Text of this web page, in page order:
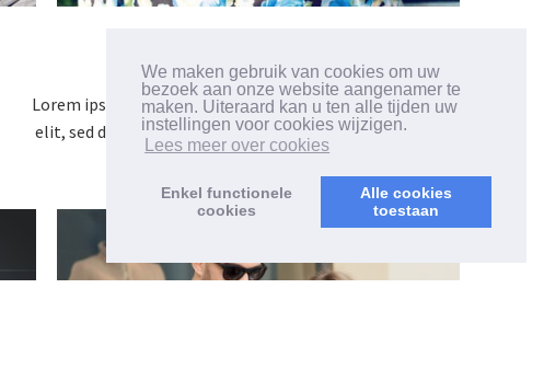
We maken gebruik van cookies om uw
bezoek aan onze website aangenamer te
maken. Uiteraard kan u ten alle tijden uw
instellingen voor cookies wijzigen.
Lees meer over cookies
Enkel functionele
cookies
Alle cookies
toestaan
PRODUCTEN
Lorem ipsum dolor sit amet, consectetur adipiscing
elit, sed do eiusmod tempor incididunt ut labore et
dolore magna aliqua.